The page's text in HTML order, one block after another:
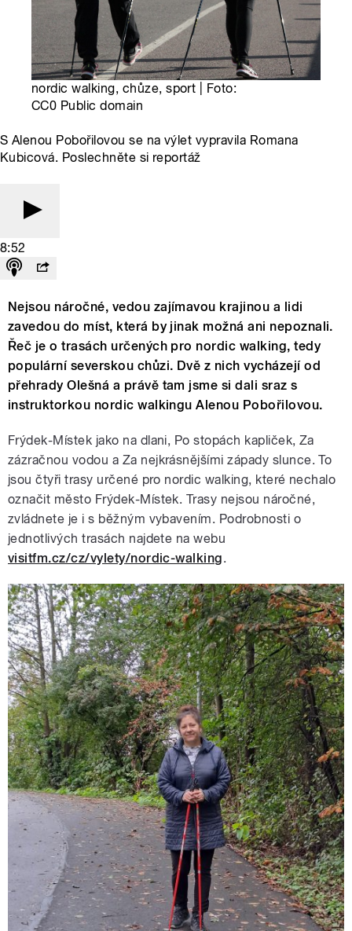
nordic walking, chůze, sport | Foto:
CC0 Public domain
S Alenou Pobořilovou se na výlet vypravila Romana
Kubicová. Poslechněte si reportáž
8:52
Nejsou náročné, vedou zajímavou krajinou a lidi
zavedou do míst, která by jinak možná ani nepoznali.
Řeč je o trasách určených pro nordic walking, tedy
populární severskou chůzi. Dvě z nich vycházejí od
přehrady Olešná a právě tam jsme si dali sraz s
instruktorkou nordic walkingu Alenou Pobořilovou.
Frýdek-Místek jako na dlani, Po stopách kapliček, Za
zázračnou vodou a Za nejkrásnějšími západy slunce. To
jsou čtyři trasy určené pro nordic walking, které nechalo
označit město Frýdek-Místek. Trasy nejsou náročné,
zvládnete je i s běžným vybavením. Podrobnosti o
jednotlivých trasách najdete na webu
visitfm.cz/cz/vylety/nordic-walking.